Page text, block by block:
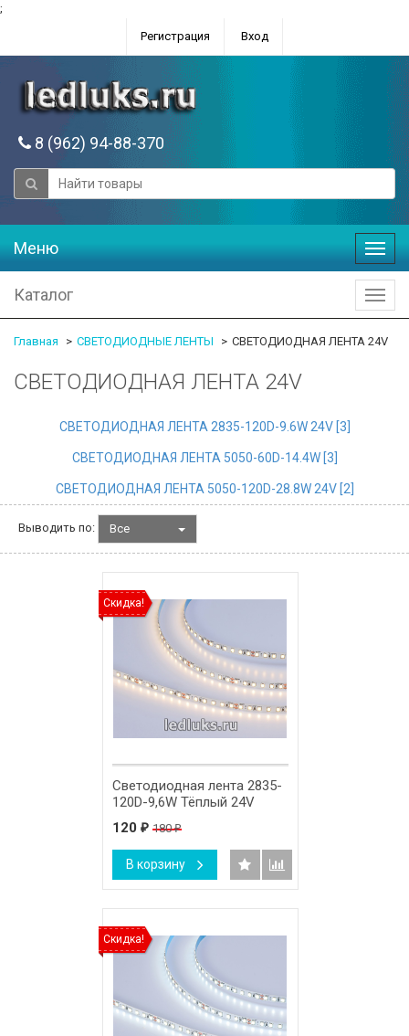
;
Регистрация
Вход
8 (962) 94-88-370
Меню
Меню
Каталог
Главная СВЕТОДИОДНЫЕ ЛЕНТЫ СВЕТОДИОДНАЯ ЛЕНТА 24V
СВЕТОДИОДНАЯ ЛЕНТА 24V
СВЕТОДИОДНАЯ ЛЕНТА 2835-120D-9.6W 24V [3
СВЕТОДИОДНАЯ ЛЕНТА 5050-60D-14.4W [3
СВЕТОДИОДНАЯ ЛЕНТА 5050-120D-28.8W 24V [2
Выводить по: Все
Скидка!
Светодиодная лента 2835-
120D-9,6W Тёплый 24V
120 ₽ 180₽
В корзину
Скидка!